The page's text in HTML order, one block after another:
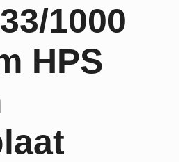
1000
HPS